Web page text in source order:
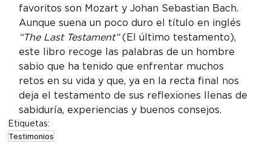
favoritos son Mozart y Johan Sebastian Bach.
Aunque suena un poco duro el título en inglés
“The Last Testament” (El último testamento),
este libro recoge las palabras de un hombre
sabio que ha tenido que enfrentar muchos
retos en su vida y que, ya en la recta final nos
deja el testamento de sus reflexiones llenas de
sabiduría, experiencias y buenos consejos.
Etiquetas:
Testimonios